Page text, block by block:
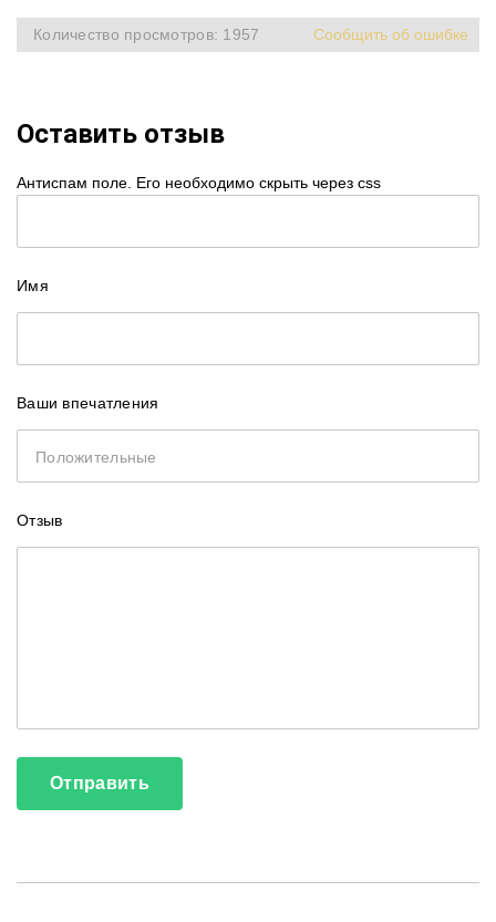
Количество просмотров: 1957 Сообщить об ошибке
Оставить отзыв
Антиспам поле. Его необходимо скрыть через css
Имя
Ваши впечатления
Положительные
Отзыв